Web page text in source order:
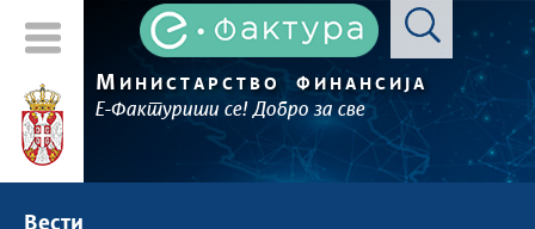
М ИНИСТАРСТВО ФИНАНСИЈА
Е-Фактуриши се! Добро за све
Вести